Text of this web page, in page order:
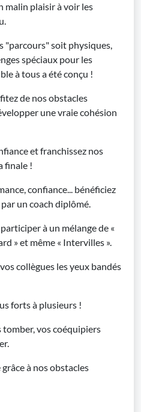
malin plaisir à voir les
"parcours" soit physiques,
spéciaux pour les
à tous a été conçu !
de nos obstacles
une vraie cohésion
et franchissez nos
finale !
confiance... bénéficiez
un coach diplômé.
à un mélange de «
» et même « Intervilles ».
collègues les yeux bandés
forts à plusieurs !
vos coéquipiers
à nos obstacles